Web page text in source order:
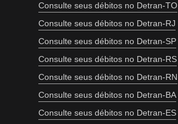
Consulte seus débitos no Detran-TO
Consulte seus débitos no Detran-RJ
Consulte seus débitos no Detran-SP
Consulte seus débitos no Detran-RS
Consulte seus débitos no Detran-RN
Consulte seus débitos no Detran-BA
Consulte seus débitos no Detran-ES